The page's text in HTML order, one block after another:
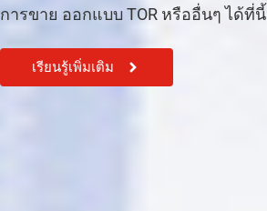
การขาย ออกแบบ TOR หรืออื่นๆ ได้ที่นี้
เรียนรู้เพิ่มเติม